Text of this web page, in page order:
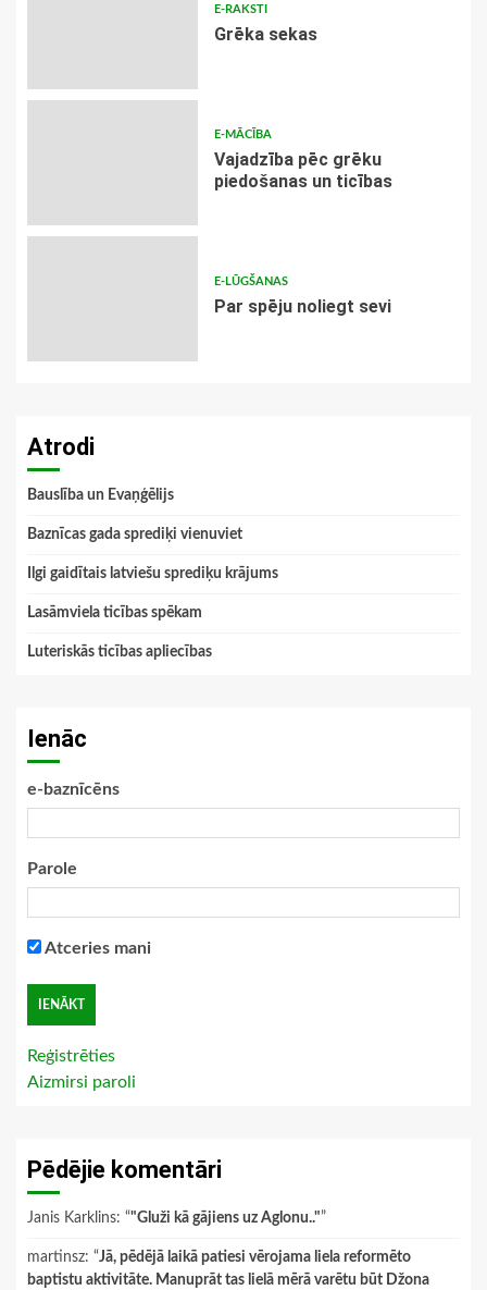
E-RAKSTI
Grēka sekas
E-MĀCĪBA
Vajadzība pēc grēku
piedošanas un ticības
E-LŪGŠANAS
Par spēju noliegt sevi
Atrodi
Bauslība un Evaņģēlijs
Baznīcas gada sprediķi vienuviet
Ilgi gaidītais latviešu sprediķu krājums
Lasāmviela ticības spēkam
Luteriskās ticības apliecības
Ienāc
e-baznīcēns
Parole
Atceries mani
Reģistrēties
Aizmirsi paroli
Pēdējie komentāri
Janis Karklins: “"Gluži kā gājiens uz Aglonu.."”
martinsz: “Jā, pēdējā laikā patiesi vērojama liela reformēto
baptistu aktivitāte. Manuprāt tas lielā mērā varētu būt Džona